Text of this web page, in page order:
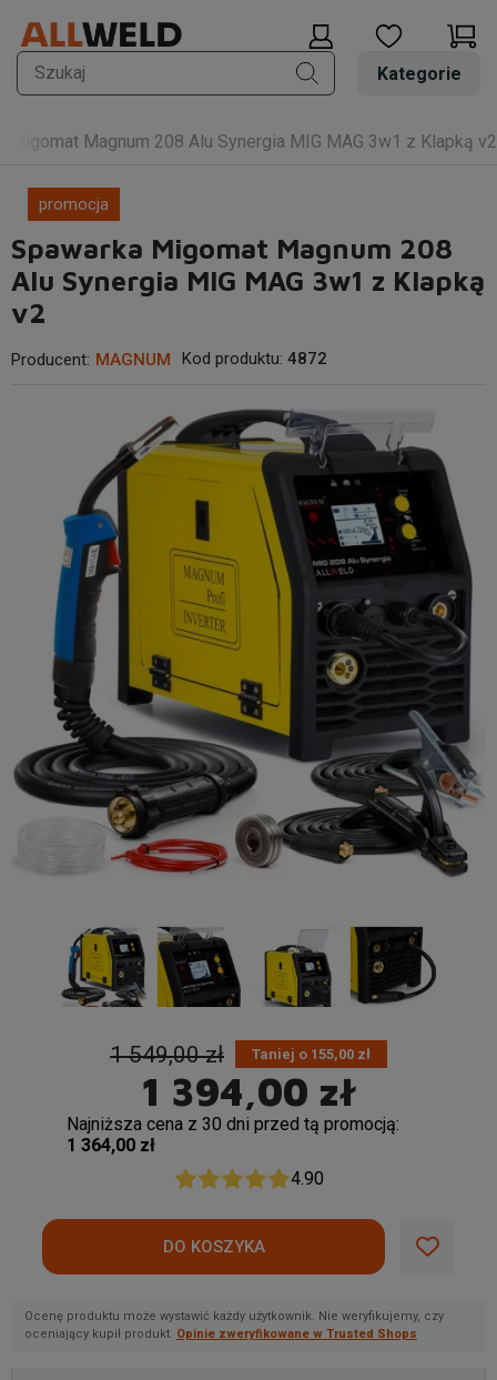
Kategorie
Migomat Magnum 208 Alu Synergia MIG MAG 3w1 z Klapką v2
Spawarka Migomat Magnum 208
Alu Synergia MIG MAG 3w1 z Klapką
v2
Producent: MAGNUM Kod produktu: 4872
promocja
1 549,00 zł Taniej o 155,00 zł
1 394,00 zł
Najniższa cena z 30 dni przed tą promocją:
1 364,00 zł
4.90
Ocenę produktu może wystawić każdy użytkownik. Nie weryfikujemy, czy
oceniający kupił produkt. Opinie zweryfikowane w Trusted Shops